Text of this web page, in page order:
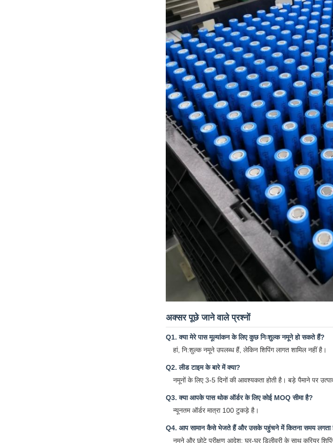
अक्सर पूछे जाने वाले प्रश्नों
Q1. क्या मेरे पास मूल्यांकन के लिए कुछ निःशुल्क नमूने हो सकते हैं?
हां, नि:शुल्क नमूने उपलब्ध हैं, लेकिन शिपिंग लागत शामिल नहीं है।
Q2. लीड टाइम के बारे में क्या?
नमूनों के लिए 3-5 दिनों की आवश्यकता होती है। बड़े पैमाने पर
Q3. क्या आपके पास थोक ऑर्डर के लिए कोई MOQ सीमा है?
न्यूनतम ऑर्डर मात्रा 100 टुकड़े है।
Q4. आप सामान कैसे भेजते हैं और उसके पहुंचने में कितना समय लगता
नमूने और छोटे परीक्षण आदेश: घर-घर डिलीवरी के साथ कूरियर